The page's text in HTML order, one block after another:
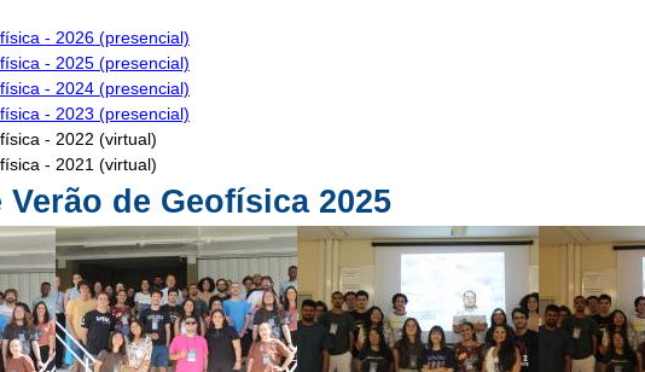
- 2026 (presencial)
- 2025 (presencial)
- 2024 (presencial)
- 2023 (presencial)
- 2022 (virtual)
- 2021 (virtual)
Verão de Geofísica 2025